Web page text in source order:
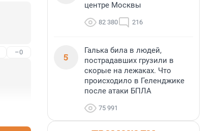
–0
центре Москвы
82 380 216
5
Галька била в людей,
пострадавших грузили в
скорые на лежаках. Что
происходило в Геленджике
после атаки БПЛА
75 991